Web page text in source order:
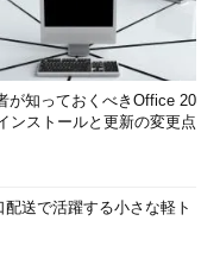
が知っておくべきOffice 20
ンストールと更新の変更点
送で活躍する小さな軽ト